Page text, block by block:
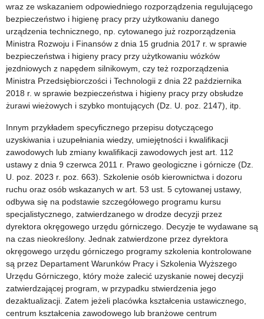
wraz ze wskazaniem odpowiedniego rozporządzenia regulującego
bezpieczeństwo i higienę pracy przy użytkowaniu danego
urządzenia technicznego, np. cytowanego już rozporządzenia
Ministra Rozwoju i Finansów z dnia 15 grudnia 2017 r. w sprawie
bezpieczeństwa i higieny pracy przy użytkowaniu wózków
jezdniowych z napędem silnikowym, czy też rozporządzenia
Ministra Przedsiębiorczości i Technologii z dnia 22 października
2018 r. w sprawie bezpieczeństwa i higieny pracy przy obsłudze
żurawi wieżowych i szybko montujących (Dz. U. poz. 2147), itp.
Innym przykładem specyficznego przepisu dotyczącego
uzyskiwania i uzupełniania wiedzy, umiejętności i kwalifikacji
zawodowych lub zmiany kwalifikacji zawodowych jest art. 112
ustawy z dnia 9 czerwca 2011 r. Prawo geologiczne i górnicze (Dz.
U. poz. 2023 r. poz. 663). Szkolenie osób kierownictwa i dozoru
ruchu oraz osób wskazanych w art. 53 ust. 5 cytowanej ustawy,
odbywa się na podstawie szczegółowego programu kursu
specjalistycznego, zatwierdzanego w drodze decyzji przez
dyrektora okręgowego urzędu górniczego. Decyzje te wydawane są
na czas nieokreślony. Jednak zatwierdzone przez dyrektora
okręgowego urzędu górniczego programy szkolenia kontrolowane
są przez Departament Warunków Pracy i Szkolenia Wyższego
Urzędu Górniczego, który może zalecić uzyskanie nowej decyzji
zatwierdzającej program, w przypadku stwierdzenia jego
dezaktualizacji. Zatem jeżeli placówka kształcenia ustawicznego,
centrum kształcenia zawodowego lub branżowe centrum